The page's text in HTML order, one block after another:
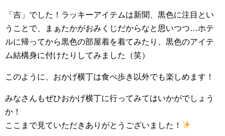
「吉」でした！ラッキーアイテムは新聞、黒色に注目とい
うことで、まぁたかがおみくじだからなと思いつつ…ホテ
ルに帰ってから黒色の部屋着を着てみたり、黒色のアイテ
ム結構身に付けたりしてみました（笑）
このように、おかげ横丁は食べ歩き以外でも楽しめます！
みなさんもぜひおかげ横丁に行ってみてはいかがでしょう
か！
ここまで見ていただきありがとうございました！